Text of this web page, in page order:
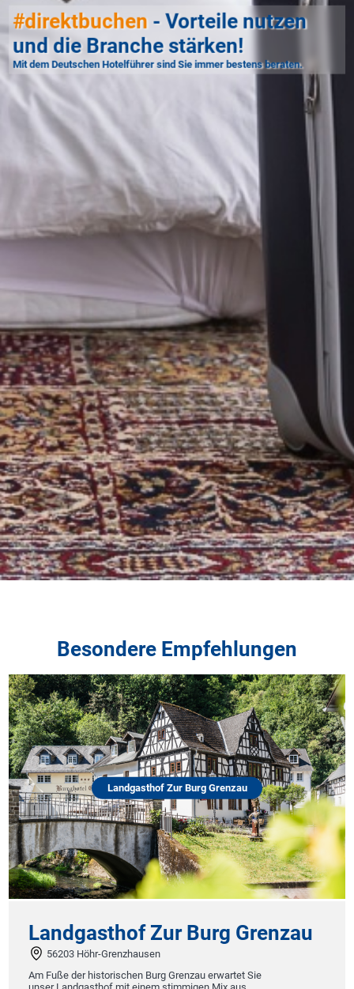
#direktbuchen - Vorteile nutzen
und die Branche stärken!
Mit dem Deutschen Hotelführer sind Sie immer bestens beraten.
Besondere Empfehlungen
Landgasthof Zur Burg Grenzau
Landgasthof Zur Burg Grenzau
56203 Höhr-Grenzhausen
Am Fuße der historischen Burg Grenzau erwartet Sie